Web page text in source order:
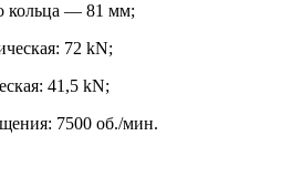
кольца — 81 мм;
72 kN;
41,5 kN;
7500 об./мин.